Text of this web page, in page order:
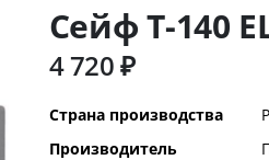
Сейф T-140
4 720 ₽
Дополнительная
информация
Страна производства
Производитель